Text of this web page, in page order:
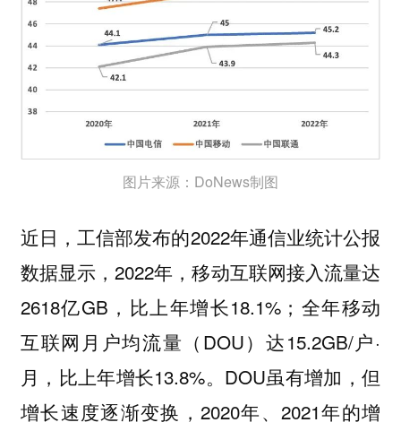
图片来源：DoNews制图
近日，工信部发布的2022年通信业统计公报
数据显示，2022年，移动互联网接入流量达
2618亿GB，比上年增长18.1%；全年移动
互联网月户均流量（DOU）达15.2GB/户·
月，比上年增长13.8%。DOU虽有增加，但
增长速度逐渐变换，2020年、2021年的增